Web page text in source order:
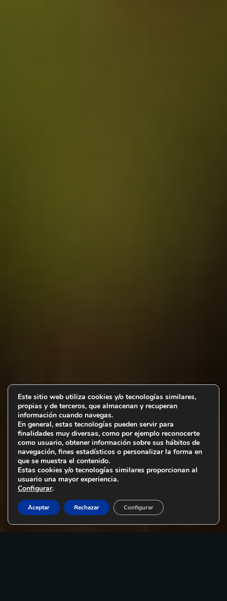
Este sitio web utiliza cookies y/o tecnologías similares,
propias y de terceros, que almacenan y recuperan
información cuando navegas.
En general, estas tecnologías pueden servir para
finalidades muy diversas, como por ejemplo reconocerte
como usuario, obtener información sobre sus hábitos de
navegación, fines estadísticos o personalizar la forma en
que se muestra el contenido.
Estas cookies y/o tecnologías similares proporcionan al
usuario una mayor experiencia.
Configurar.
Aceptar Rechazar Configurar